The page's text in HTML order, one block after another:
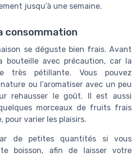
jusqu’à une semaine.
consommation
se déguste bien frais. Avant
bouteille avec précaution, car la
très pétillante. Vous pouvez
ou l’aromatiser avec un peu
rehausser le goût. Il est aussi
morceaux de fruits frais
pour varier les plaisirs.
de petites quantités si vous
boisson, afin de laisser votre